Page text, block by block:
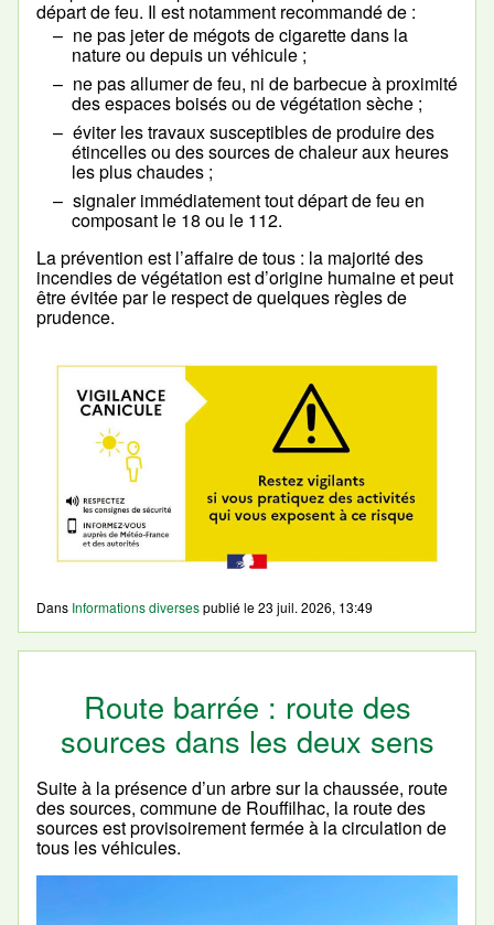
départ de feu. Il est notamment recommandé de :
ne pas jeter de mégots de cigarette dans la
nature ou depuis un véhicule ;
ne pas allumer de feu, ni de barbecue à proximité
des espaces boisés ou de végétation sèche ;
éviter les travaux susceptibles de produire des
étincelles ou des sources de chaleur aux heures
les plus chaudes ;
signaler immédiatement tout départ de feu en
composant le 18 ou le 112.
La prévention est l’affaire de tous : la majorité des
incendies de végétation est d’origine humaine et peut
être évitée par le respect de quelques règles de
prudence.
Dans Informations diversespublié le23 juil. 2026, 13:49
Route barrée : route des
sources dans les deux sens
Suite à la présence d’un arbre sur la chaussée, route
des sources, commune de Rouffilhac, la route des
sources est provisoirement fermée à la circulation de
tous les véhicules.